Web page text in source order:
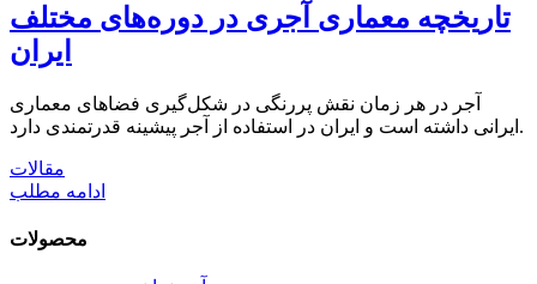
تاریخچه معماری آجری در دوره‌های مختلف
ایران
آجر در هر زمان نقش پررنگی در شکل‌گیری فضاهای معماری
ایرانی داشته است و ایران در استفاده از آجر پیشینه قدرتمندی دارد.
مقالات
ادامه مطلب
محصولات